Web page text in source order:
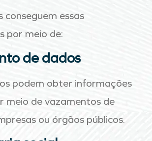
conseguem essas
por meio de:
de dados
podem obter informações
meio de vazamentos de
ou órgãos públicos.